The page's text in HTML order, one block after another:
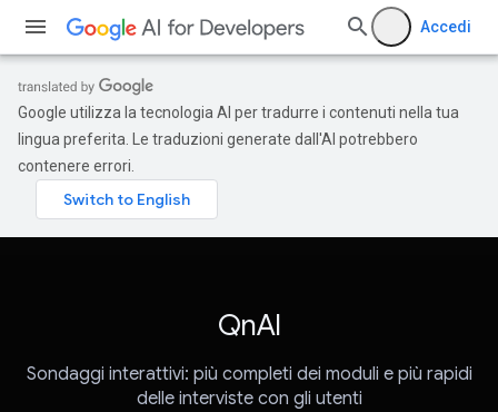
Accedi
Google utilizza la tecnologia AI per tradurre i contenuti nella tua
lingua preferita. Le traduzioni generate dall'AI potrebbero
contenere errori.
QnAI
Sondaggi interattivi: più completi dei moduli e più rapidi
delle interviste con gli utenti